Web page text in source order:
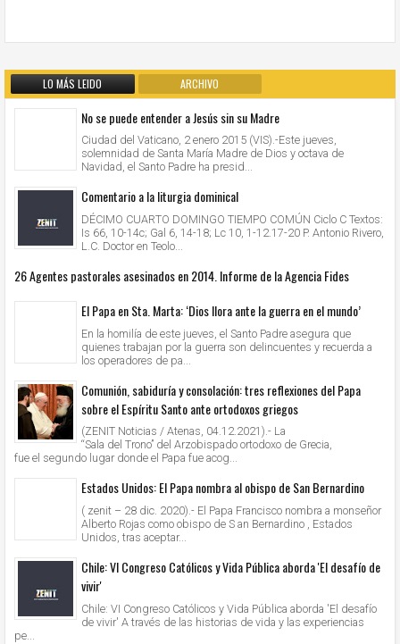
LO MÁS LEIDO ARCHIVO
No se puede entender a Jesús sin su Madre
Ciudad del Vaticano, 2 enero 2015 (VIS).-Este jueves,
solemnidad de Santa María Madre de Dios y octava de
Navidad, el Santo Padre ha presid...
Comentario a la liturgia dominical
DÉCIMO CUARTO DOMINGO TIEMPO COMÚN Ciclo C Textos:
Is 66, 10-14c; Gal 6, 14-18; Lc 10, 1-12.17-20 P. Antonio Rivero,
L.C. Doctor en Teolo...
26 Agentes pastorales asesinados en 2014. Informe de la Agencia Fides
El Papa en Sta. Marta: ‘Dios llora ante la guerra en el mundo’
En la homilía de este jueves, el Santo Padre asegura que
quienes trabajan por la guerra son delincuentes y recuerda a
los operadores de pa...
Comunión, sabiduría y consolación: tres reflexiones del Papa
sobre el Espíritu Santo ante ortodoxos griegos
(ZENIT Noticias / Atenas, 04.12.2021).- La
“Sala del Trono” del Arzobispado ortodoxo de Grecia,
fue el segundo lugar donde el Papa fue acog...
Estados Unidos: El Papa nombra al obispo de San Bernardino
( zenit – 28 dic. 2020).- El Papa Francisco nombra a monseñor
Alberto Rojas como obispo de S an Bernardino , Estados
Unidos, tras aceptar...
Chile: VI Congreso Católicos y Vida Pública aborda 'El desafío de
vivir'
Chile: VI Congreso Católicos y Vida Pública aborda 'El desafío
de vivir' A través de las historias de vida y las experiencias
pe...